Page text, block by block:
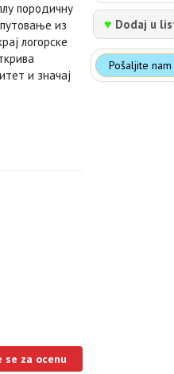
породичну
из
логорске
и значај
se za ocenu
♥ Dodaj u
Pošaljite